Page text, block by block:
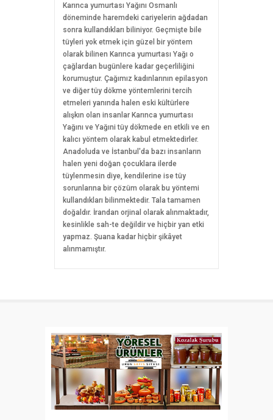
Karınca yumurtası Yağını Osmanlı
döneminde haremdeki cariyelerin ağdadan
sonra kullandıkları biliniyor. Geçmişte bile
tüyleri yok etmek için güzel bir yöntem
olarak bilinen Karınca yumurtası Yağı o
çağlardan bugünlere kadar geçerliliğini
korumuştur. Çağımız kadınlarının epilasyon
ve diğer tüy dökme yöntemlerini tercih
etmeleri yanında halen eski kültürlere
alışkın olan insanlar Karınca yumurtası
Yağını ve Yağıni tüy dökmede en etkili ve en
kalıcı yöntem olarak kabul etmektedirler.
Anadoluda ve İstanbul'da bazı insanların
halen yeni doğan çocuklara ilerde
tüylenmesin diye, kendilerine ise tüy
sorunlarına bir çözüm olarak bu yöntemi
kullandıkları bilinmektedir. Tala tamamen
doğaldır. İrandan orjinal olarak alınmaktadır,
kesinlikle sah-te değildir ve hiçbir yan etki
yapmaz. Şuana kadar hiçbir şikâyet
alınmamıştır.